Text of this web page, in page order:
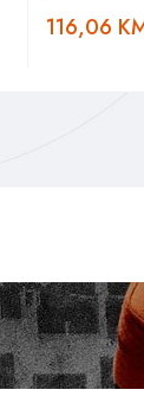
116,06